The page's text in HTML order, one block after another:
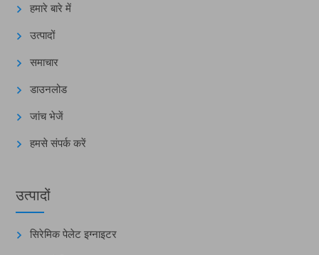
हमारे बारे में
उत्पादों
समाचार
डाउनलोड
जांच भेजें
हमसे संपर्क करें
उत्पादों
सिरेमिक पेलेट इग्नाइटर